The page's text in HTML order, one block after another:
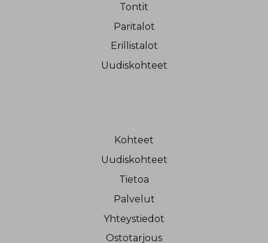
Tontit
Paritalot
Erillistalot
Uudiskohteet
Kohteet
Uudiskohteet
Tietoa
Palvelut
Yhteystiedot
Ostotarjous